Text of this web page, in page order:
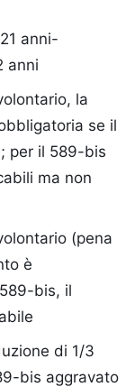
anni-
anni
la
se il
per il 589-bis
ma non
(pena
è
bis, il
di 1/3
bis aggravato